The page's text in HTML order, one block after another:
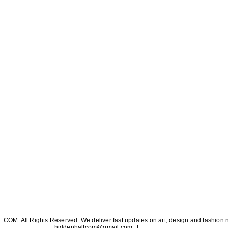
All Rights Reserved. We deliver fast updates on art, design and fashion